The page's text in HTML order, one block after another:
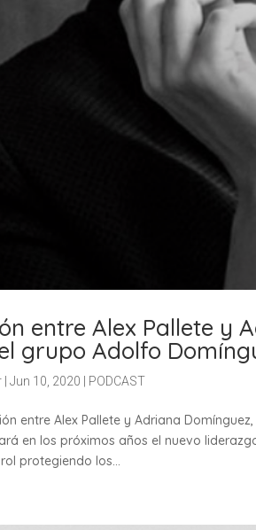
entre Alex Pallete y
grupo Adolfo
|Jun 10, 2020 PODCAST
entre Alex Pallete y Adriana
en los próximos años el nuevo
protegiendo los...